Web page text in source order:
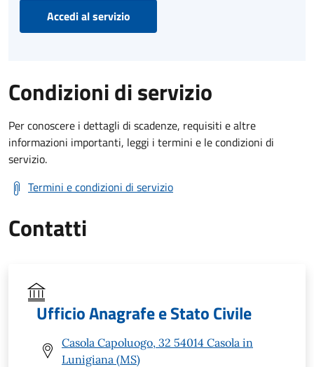
Accedi al servizio
Condizioni di servizio
Per conoscere i dettagli di scadenze, requisiti e altre
informazioni importanti, leggi i termini e le condizioni di
servizio.
Termini e condizioni di servizio
Contatti
Ufficio Anagrafe e Stato Civile
Casola Capoluogo, 32 54014 Casola in
Lunigiana (MS)